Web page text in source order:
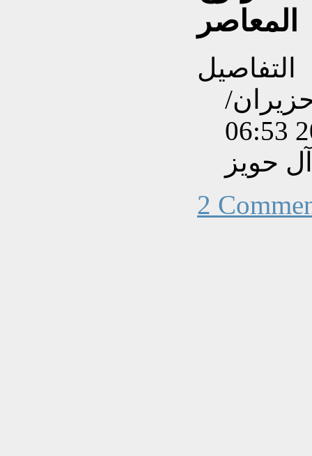
المعاصر
التفاصيل
بتاريخ الثلاثاء, 09 حزيران/
حويز
2